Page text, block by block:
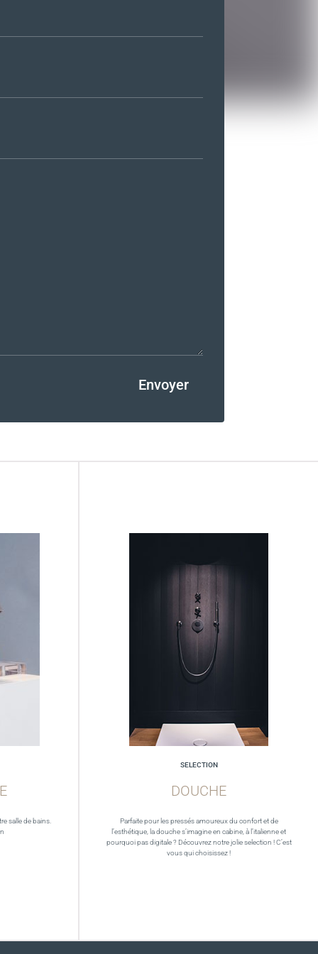
Envoyer
salle de bains.
SELECTION
DOUCHE
Parfaite pour les pressés amoureux du confort et de
l’esthétique, la douche s’imagine en cabine, à l’italienne et
pourquoi pas digitale ? Découvrez notre jolie selection ! C’est
vous qui choisissez !